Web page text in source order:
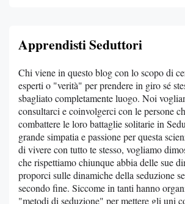
Apprendisti Seduttori
Chi viene in questo blog con lo scopo di
esperti o "verità" per prendere in giro sé
sbagliato completamente luogo. Noi
consultarci e coinvolgerci con le persone
combattere le loro battaglie solitarie in
grande simpatia e passione per questa
di vivere con tutto te stesso, vogliamo
che rispettiamo chiunque abbia delle sue
proporci sulle dinamiche della seduzione
secondo fine. Siccome in tanti hanno
"metodi di seduzione" per mettere gli uni